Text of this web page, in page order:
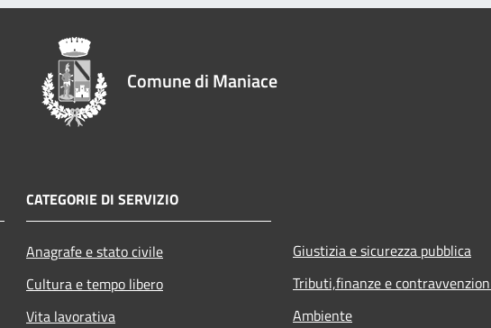
Comune di Maniace
CATEGORIE DI SERVIZIO
Anagrafe e stato civile
Cultura e tempo libero
Vita lavorativa
Giustizia e sicurezza pubblica
Tributi,finanze e
Ambiente